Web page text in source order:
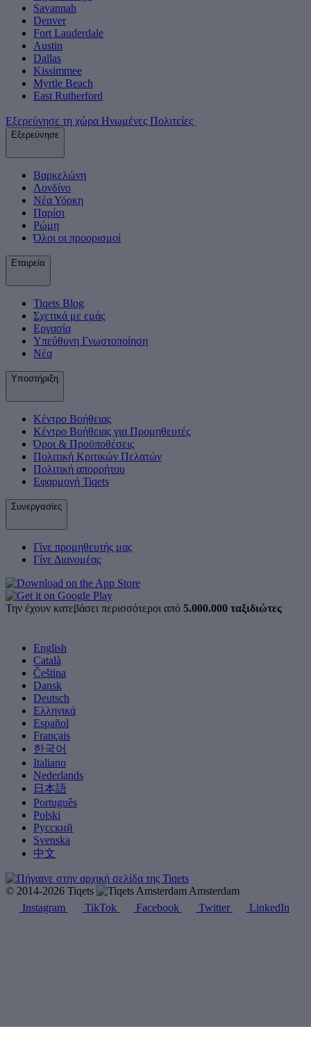
Savannah
Denver
Fort Lauderdale
Austin
Dallas
Kissimmee
Myrtle Beach
East Rutherford
Εξερεύνησε τη χώρα Ηνωμένες Πολιτείες
Εξερεύνησε
Βαρκελώνη
Λονδίνο
Νέα Υόρκη
Παρίσι
Ρώμη
Όλοι οι προορισμοί
Εταιρεία
Tiqets Βlog
Σχετικά με εμάς
Εργασία
Υπεύθυνη Γνωστοποίηση
Νέα
Υποστήριξη
Κέντρο Βοήθειας
Κέντρο Βοήθειας για Προμηθευτές
Όροι & Προϋποθέσεις
Πολιτική Κριτικών Πελατών
Πολιτική απορρήτου
Εφαρμογή Tiqets
Συνεργασίες
Γίνε προμηθευτής μας
Γίνε Διανομέας
Την έχουν κατεβάσει περισσότεροι από 5.000.000 ταξιδιώτες
English
Català
Čeština
Dansk
Deutsch
Ελληνικά
Español
Français
한국어
Italiano
Nederlands
日本語
Português
Polski
Русский
Svenska
中文
© 2014-2026 Tiqets
Amsterdam
Instagram
TikTok Facebook Twitter LinkedIn